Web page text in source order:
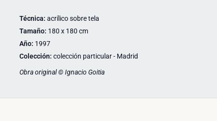
Técnica: acrílico sobre tela
Tamaño: 180 x 180 cm
Año: 1997
Colección: colección particular - Madrid
Obra original © Ignacio Goitia